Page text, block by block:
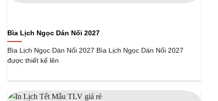
Bìa Lịch Ngọc Dán Nổi 2027
Bìa Lịch Ngọc Dán Nổi 2027 Bìa Lịch Ngọc Dán Nổi 2027
được thiết kế lên